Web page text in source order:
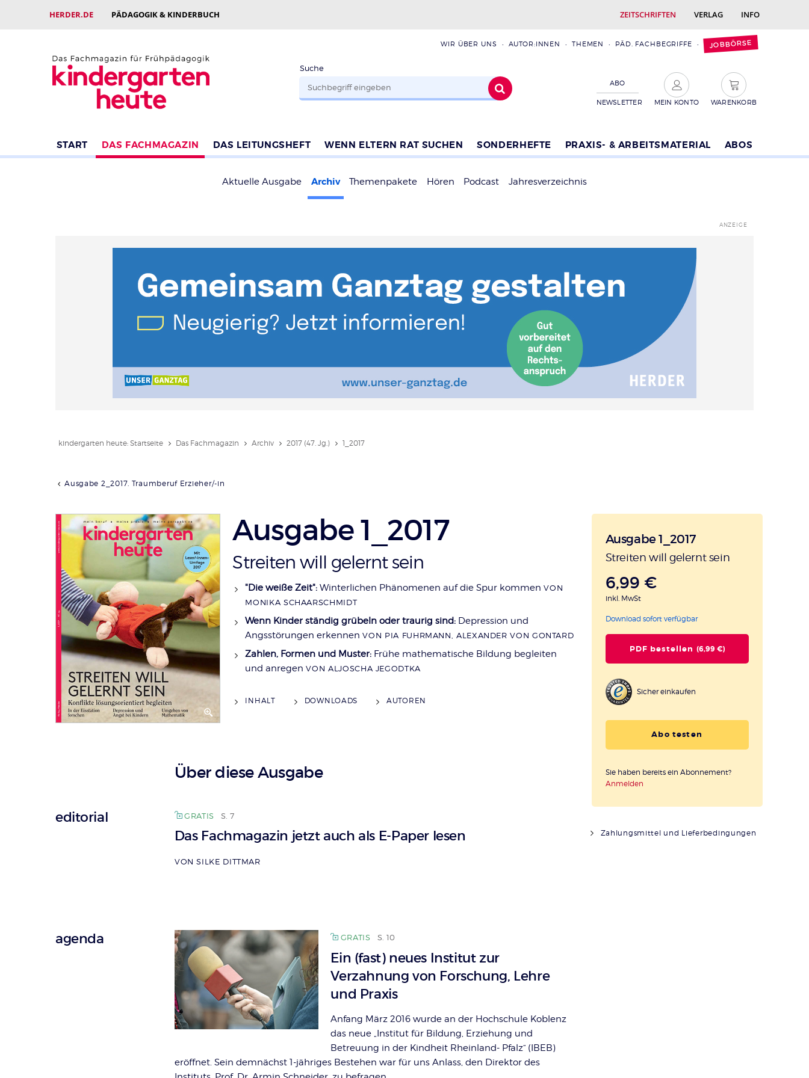
HERDER.DE PÄDAGOGIK & KINDERBUCH ZEITSCHRIFTEN VERLAG INFO
WIR ÜBER UNS AUTOR:INNEN THEMEN PÄD. FACHBEGRIFFE JOBBÖRSE
Suche
ABO
NEWSLETTER MEIN KONTO WARENKORB
START DAS FACHMAGAZIN DAS LEITUNGSHEFT WENN ELTERN RAT SUCHEN SONDERHEFTE PRAXIS- & ARBEITSMATERIAL ABOS
Aktuelle Ausgabe Archiv Themenpakete Hören Podcast Jahresverzeichnis
kindergarten heute: Startseite Das Fachmagazin Archiv 2017 (47. Jg.) 1_2017
Ausgabe 2_2017. Traumberuf Erzieher/-in
Ausgabe 1_2017
:
Streiten will gelernt sein
"Die weiße Zeit": Winterlichen Phänomenen auf die Spur kommen VON
MONIKA SCHAARSCHMIDT
Wenn Kinder ständig grübeln oder traurig sind: Depression und
Angsstörungen erkennen VON PIA FUHRMANN, ALEXANDER VON GONTARD
Zahlen, Formen und Muster: Frühe mathematische Bildung begleiten
und anregen VONALJOSCHA JEGODTKA
INHALT DOWNLOADS AUTOREN
Ausgabe 1_2017
:
Streiten will gelernt sein
6,99 €
inkl. MwSt
Download sofort verfügbar
PDF bestellen (6,99 €)
Sicher einkaufen
Abo testen
Sie haben bereits ein Abonnement?
Anmelden
Zahlungsmittel und Lieferbedingungen
Über diese Ausgabe
editorial GRATIS S. 7
Das Fachmagazin jetzt auch als E-Paper lesen
VON SILKE DITTMAR
agenda GRATIS S. 10
Ein (fast) neues Institut zur
Verzahnung von Forschung, Lehre
und Praxis
Anfang März 2016 wurde an der Hochschule Koblenz
das neue „Institut für Bildung, Erziehung und
Betreuung in der Kindheit Rheinland- Pfalz“ (IBEB)
eröffnet. Sein demnächst 1-jähriges Bestehen war für uns Anlass, den Direktor des